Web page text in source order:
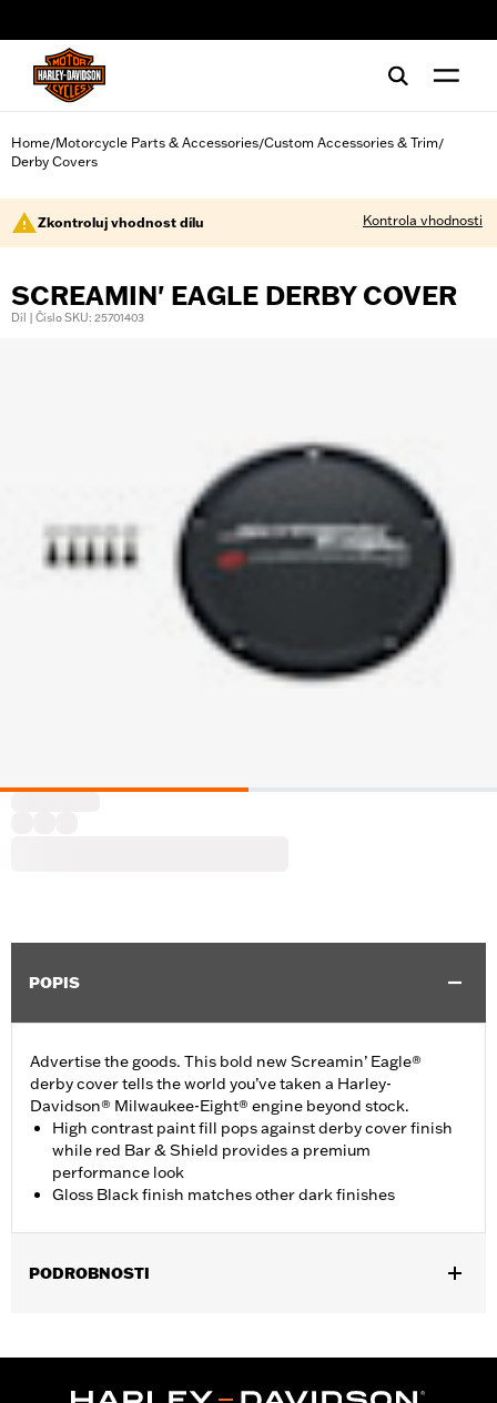
Home/Motorcycle Parts & Accessories/Custom Accessories & Trim/
Derby Covers
Zkontroluj vhodnost dílu Kontrola vhodnosti
SCREAMIN' EAGLE DERBY COVER
Díl | Číslo SKU: 25701403
POPIS
Advertise the goods. This bold new Screamin’ Eagle®
derby cover tells the world you’ve taken a Harley-
Davidson® Milwaukee-Eight® engine beyond stock.
High contrast paint fill pops against derby cover finish
while red Bar & Shield provides a premium
performance look
Gloss Black finish matches other dark finishes
PODROBNOSTI
Primary Cover P/N 25700385 or 25700438.